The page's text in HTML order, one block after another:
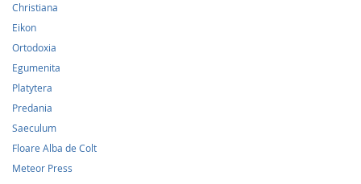
Christiana
Eikon
Ortodoxia
Egumenita
Platytera
Predania
Saeculum
Floare Alba de Colt
Meteor Press